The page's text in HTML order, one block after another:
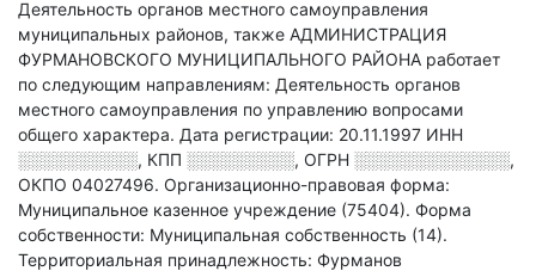
Деятельность органов местного самоуправления
муниципальных районов, также АДМИНИСТРАЦИЯ
ФУРМАНОВСКОГО МУНИЦИПАЛЬНОГО РАЙОНА работает
по следующим направлениям: Деятельность органов
местного самоуправления по управлению вопросами
общего характера. Дата регистрации: 20.11.1997 ИНН
░░░░░░░░░░, КПП ░░░░░░░░░, ОГРН ░░░░░░░░░░░░░,
ОКПО 04027496. Организационно-правовая форма:
Муниципальное казенное учреждение (75404). Форма
собственности: Муниципальная собственность (14).
Территориальная принадлежность: Фурманов